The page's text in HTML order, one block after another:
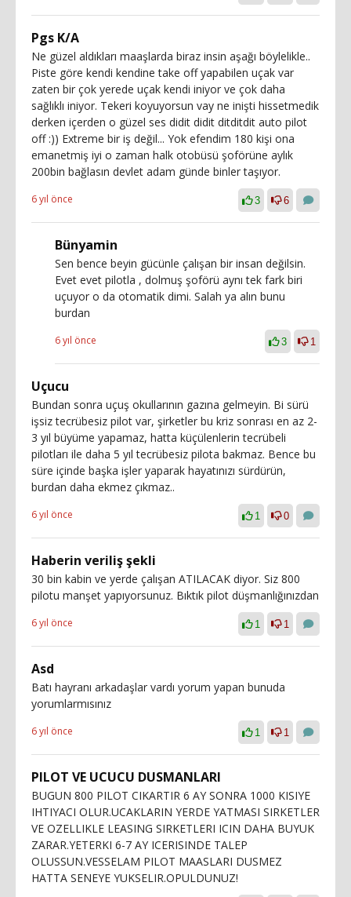
Pgs K/A
Ne güzel aldıkları maaşlarda biraz insin aşağı böylelikle..
Piste göre kendi kendine take off yapabilen uçak var
zaten bir çok yerede uçak kendi iniyor ve çok daha
sağlıklı iniyor. Tekeri koyuyorsun vay ne inişti hissetmedik
derken içerden o güzel ses didit didit ditditdit auto pilot
off :)) Extreme bir iş değil... Yok efendim 180 kişi ona
emanetmiş iyi o zaman halk otobüsü şoförüne aylık
200bin bağlasın devlet adam günde binler taşıyor.
6 yıl önce 3 6
Bünyamin
Sen bence beyin gücünle çalışan bir insan değilsin.
Evet evet pilotla , dolmuş şoförü aynı tek fark biri
uçuyor o da otomatik dimi. Salah ya alın bunu
burdan
6 yıl önce 3 1
Uçucu
Bundan sonra uçuş okullarının gazına gelmeyin. Bi sürü
işsiz tecrübesiz pilot var, şirketler bu kriz sonrası en az 2-
3 yıl büyüme yapamaz, hatta küçülenlerin tecrübeli
pilotları ile daha 5 yıl tecrübesiz pilota bakmaz. Bence bu
süre içinde başka işler yaparak hayatınızı sürdürün,
burdan daha ekmez çıkmaz..
6 yıl önce 1 0
Haberin veriliş şekli
30 bin kabin ve yerde çalışan ATILACAK diyor. Siz 800
pilotu manşet yapıyorsunuz. Bıktık pilot düşmanlığınızdan
6 yıl önce 1 1
Asd
Batı hayranı arkadaşlar vardı yorum yapan bunuda
yorumlarmısınız
6 yıl önce 1 1
PILOT VE UCUCU DUSMANLARI
BUGUN 800 PILOT CIKARTIR 6 AY SONRA 1000 KISIYE
IHTIYACI OLUR.UCAKLARIN YERDE YATMASI SIRKETLER
VE OZELLIKLE LEASING SIRKETLERI ICIN DAHA BUYUK
ZARAR.YETERKI 6-7 AY ICERISINDE TALEP
OLUSSUN.VESSELAM PILOT MAASLARI DUSMEZ
HATTA SENEYE YUKSELIR.OPULDUNUZ!